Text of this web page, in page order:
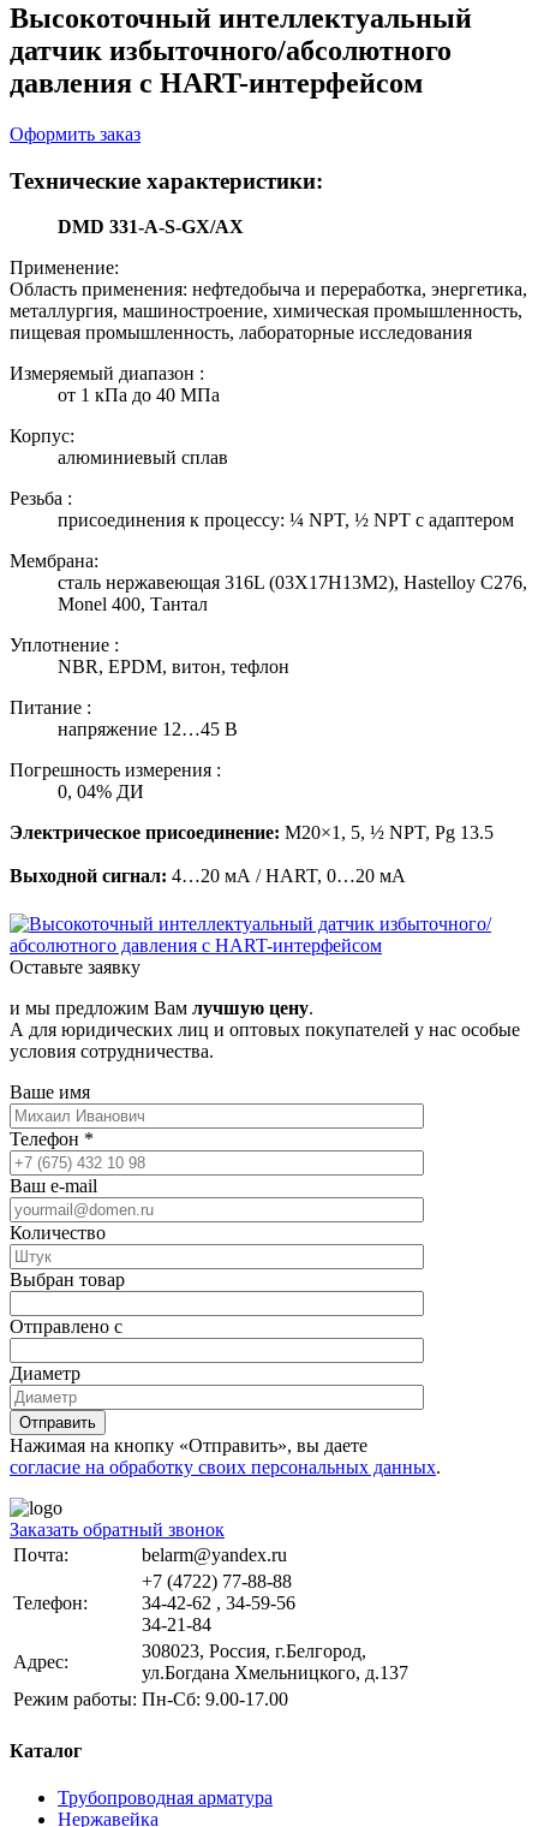
Высокоточный интеллектуальный
датчик избыточного/абсолютного
давления с HART-интерфейсом
Оформить заказ
Технические характеристики:
DMD 331-A-S-GX/AX
Применение:
Область применения: нефтедобыча и переработка, энергетика,
металлургия, машиностроение, химическая промышленность,
пищевая промышленность, лабораторные исследования
Измеряемый диапазон :
от 1 кПа до 40 МПа
Корпус:
алюминиевый сплав
Резьба :
присоединения к процессу: ¼ NPT, ½ NPT с адаптером
Мембрана:
сталь нержавеющая 316L (03X17Н13M2), Hastelloy C276,
Monel 400, Тантал
Уплотнение :
NBR, EPDM, витон, тефлон
Питание :
напряжение 12…45 В
Погрешность измерения :
0, 04% ДИ
Электрическое присоединение: M20×1, 5, ½ NPT, Pg 13.5
Выходной сигнал: 4…20 мА / HART, 0…20 мА
Оставьте заявку
и мы предложим Вам лучшую цену.
А для юридических лиц и оптовых покупателей у нас особые
условия сотрудничества.
Ваше имя
Телефон *
Ваш e-mail
Количество
Выбран товар
Отправлено с
Диаметр
Отправить
Нажимая на кнопку «Отправить», вы даете
согласие на обработку своих персональных данных.
Заказать обратный звонок
Почта:
belarm@yandex.ru
Телефон:
+7 (4722) 77-88-88
34-42-62 , 34-59-56
34-21-84
Адрес:
308023, Россия, г.Белгород,
ул.Богдана Хмельницкого, д.137
Режим работы: Пн-Сб: 9.00-17.00
Каталог
Трубопроводная арматура
Нержавейка